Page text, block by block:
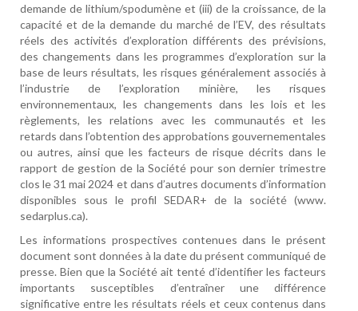
demande de lithium/spodumène et (iii) de la croissance, de la
capacité et de la demande du marché de l’EV, des résultats
réels des activités d’exploration différents des prévisions,
des changements dans les programmes d’exploration sur la
base de leurs résultats, les risques généralement associés à
l’industrie de l’exploration minière, les risques
environnementaux, les changements dans les lois et les
règlements, les relations avec les communautés et les
retards dans l’obtention des approbations gouvernementales
ou autres, ainsi que les facteurs de risque décrits dans le
rapport de gestion de la Société pour son dernier trimestre
clos le 31 mai 2024 et dans d’autres documents d’information
disponibles sous le profil SEDAR+ de la société (www.
sedarplus.ca).
Les informations prospectives contenues dans le présent
document sont données à la date du présent communiqué de
presse. Bien que la Société ait tenté d’identifier les facteurs
importants susceptibles d’entraîner une différence
significative entre les résultats réels et ceux contenus dans